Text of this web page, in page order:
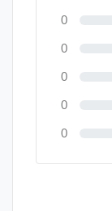
0
0
0
0
0